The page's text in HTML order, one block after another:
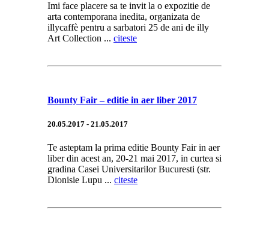
Imi face placere sa te invit la o expozitie de
arta contemporana inedita, organizata de
illycaffè pentru a sarbatori 25 de ani de illy
Art Collection ... citeste
Bounty Fair – editie in aer liber 2017
20.05.2017 - 21.05.2017
Te asteptam la prima editie Bounty Fair in aer
liber din acest an, 20-21 mai 2017, in curtea si
gradina Casei Universitarilor Bucuresti (str.
Dionisie Lupu ... citeste